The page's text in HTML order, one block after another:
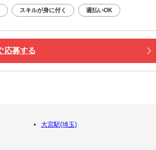
スキルが身に付く 週払いOK
応募する
大宮駅(埼玉)